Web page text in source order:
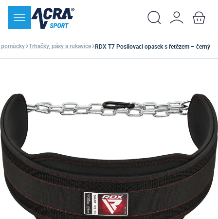
Trhačky, pásy a rukavice RDX T7 Posilovací opasek s řetězem – černý